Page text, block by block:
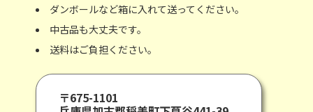
ダンボールなど箱に入れて送ってください。
中古品も大丈夫です。
送料はご負担ください。
〒675-1101